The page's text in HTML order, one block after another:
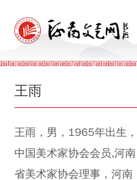
王雨
王雨，男，1965年出生，
中国美术家协会会员,河南
省美术家协会理事，河南